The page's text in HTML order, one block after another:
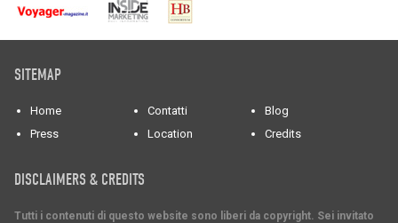
SITEMAP
Home Contatti
Blog
Press
Location Credits
DISCLAIMERS & CREDITS
Tutti i contenuti di questo website sono liberi da copyright. Sei invitato